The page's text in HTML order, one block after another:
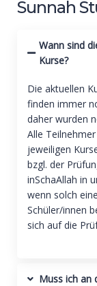
Sunnah
Wann sind
Kurse?
Die aktuellen
finden immer
daher wurden
Alle
jeweiligen
bzgl. der
inSchaAllah in
wenn solch
Schüler/innen
sich auf die
Muss ich an